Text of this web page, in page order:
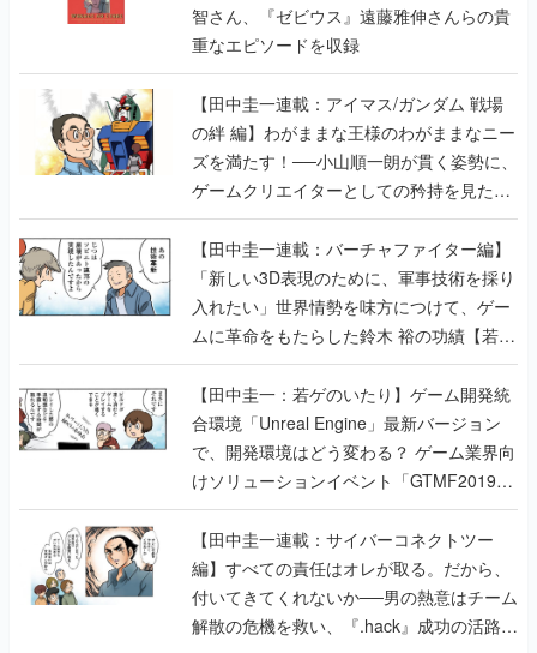
智さん、『ゼビウス』遠藤雅伸さんらの貴
重なエピソードを収録
【田中圭一連載：アイマス/ガンダム 戦場
の絆 編】わがままな王様のわがままなニー
ズを満たす！──小山順一朗が貫く姿勢に、
ゲームクリエイターとしての矜持を見た
【若ゲのいたり最終回】
【田中圭一連載：バーチャファイター編】
「新しい3D表現のために、軍事技術を採り
入れたい」世界情勢を味方につけて、ゲー
ムに革命をもたらした鈴木 裕の功績【若ゲ
のいたり】
【田中圭一：若ゲのいたり】ゲーム開発統
合環境「Unreal Engine」最新バージョン
で、開発環境はどう変わる？ ゲーム業界向
けソリューションイベント「GTMF2019」
に行って、より理解を深めよう【PR】
【田中圭一連載：サイバーコネクトツー
編】すべての責任はオレが取る。だから、
付いてきてくれないか──男の熱意はチーム
解散の危機を救い、『.hack』成功の活路を